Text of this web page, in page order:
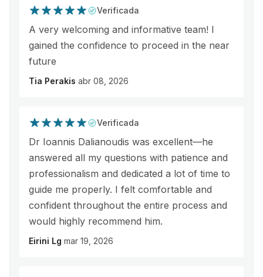
Verificada
A very welcoming and informative team! I
gained the confidence to proceed in the near
future
Tia Perakis abr 08, 2026
Verificada
Dr Ioannis Dalianoudis was excellent—he
answered all my questions with patience and
professionalism and dedicated a lot of time to
guide me properly. I felt comfortable and
confident throughout the entire process and
would highly recommend him.
Eirini Lg mar 19, 2026